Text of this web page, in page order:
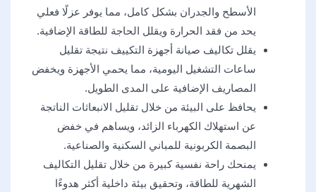
الأسطح والجدران بشكل كامل، مما يوفر عزلًا فعلي
يحد من فقد الحرارة ويقلل الحاجة للطاقة الإضافية.
يقلل تكاليف صيانة أجهزة التكييف نتيجة تقليل
ساعات التشغيل اليومية، مما يحمي الأجهزة ويخفض
المصاريف الإضافية على المدى الطويل.
يحافظ على البيئة من خلال تقليل الانبعاثات الناتجة
عن استهلاك الكهرباء الزائد، ويساهم في خفض
البصمة الكربونية للمباني السكنية والصناعية.
يمنحك راحة نفسية كبيرة من خلال تقليل التكاليف
الشهرية للطاقة، وتحقيق بيئة داخلية أكثر هدوءًا